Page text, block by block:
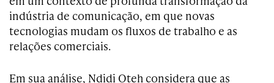
indústria de comunicação, em que novas
tecnologias mudam os fluxos de trabalho e as
relações comerciais.
Em sua análise, Ndidi Oteh considera que as